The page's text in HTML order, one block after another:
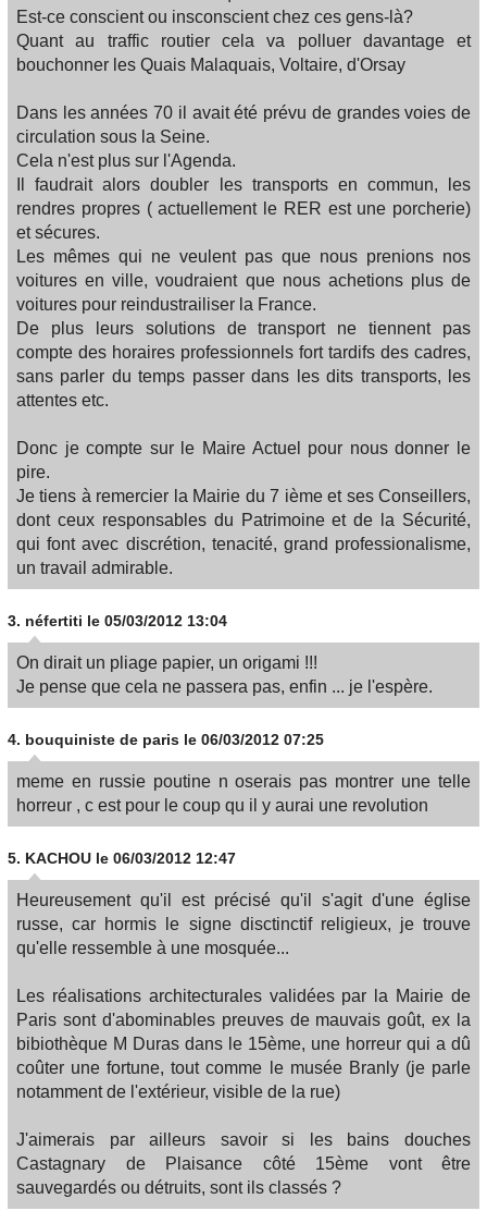
Est-ce conscient ou insconscient chez ces gens-là?
Quant au traffic routier cela va polluer davantage et
bouchonner les Quais Malaquais, Voltaire, d'Orsay
Dans les années 70 il avait été prévu de grandes voies de
circulation sous la Seine.
Cela n'est plus sur l'Agenda.
Il faudrait alors doubler les transports en commun, les
rendres propres ( actuellement le RER est une porcherie)
et sécures.
Les mêmes qui ne veulent pas que nous prenions nos
voitures en ville, voudraient que nous achetions plus de
voitures pour reindustrailiser la France.
De plus leurs solutions de transport ne tiennent pas
compte des horaires professionnels fort tardifs des cadres,
sans parler du temps passer dans les dits transports, les
attentes etc.
Donc je compte sur le Maire Actuel pour nous donner le
pire.
Je tiens à remercier la Mairie du 7 ième et ses Conseillers,
dont ceux responsables du Patrimoine et de la Sécurité,
qui font avec discrétion, tenacité, grand professionalisme,
un travail admirable.
3. néfertiti le 05/03/2012 13:04
On dirait un pliage papier, un origami !!!
Je pense que cela ne passera pas, enfin ... je l'espère.
4. bouquiniste de paris le 06/03/2012 07:25
meme en russie poutine n oserais pas montrer une telle
horreur , c est pour le coup qu il y aurai une revolution
5. KACHOU le 06/03/2012 12:47
Heureusement qu'il est précisé qu'il s'agit d'une église
russe, car hormis le signe disctinctif religieux, je trouve
qu'elle ressemble à une mosquée...
Les réalisations architecturales validées par la Mairie de
Paris sont d'abominables preuves de mauvais goût, ex la
bibiothèque M Duras dans le 15ème, une horreur qui a dû
coûter une fortune, tout comme le musée Branly (je parle
notamment de l'extérieur, visible de la rue)
J'aimerais par ailleurs savoir si les bains douches
Castagnary de Plaisance côté 15ème vont être
sauvegardés ou détruits, sont ils classés ?